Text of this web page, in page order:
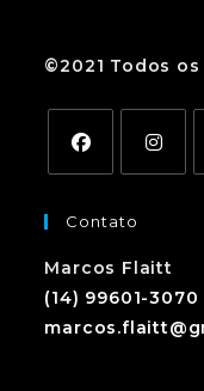
©2021 Todos
Contato
Marcos Flaitt
(14) 99601-3070